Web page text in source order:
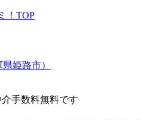
！TOP
姫路市）
介手数料無料です